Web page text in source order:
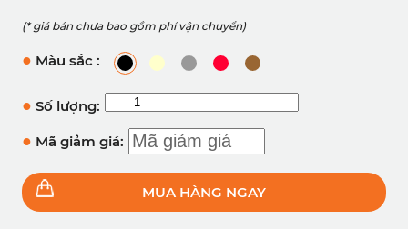
(* giá bán chưa bao gồm phí vận chuyển)
● Màu sắc :
● Số lượng:
● Mã giảm giá:
MUA HÀNG NGAY